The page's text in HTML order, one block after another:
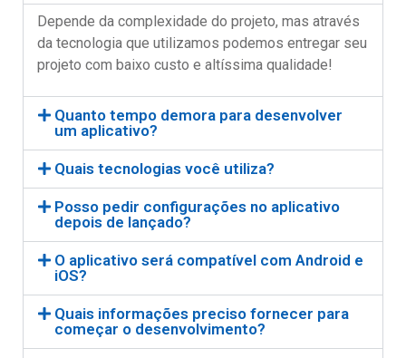
Depende da complexidade do projeto, mas através
da tecnologia que utilizamos podemos entregar seu
projeto com baixo custo e altíssima qualidade!
Quanto tempo demora para desenvolver
um aplicativo?
Quais tecnologias você utiliza?
Posso pedir configurações no aplicativo
depois de lançado?
O aplicativo será compatível com Android e
iOS?
Quais informações preciso fornecer para
começar o desenvolvimento?